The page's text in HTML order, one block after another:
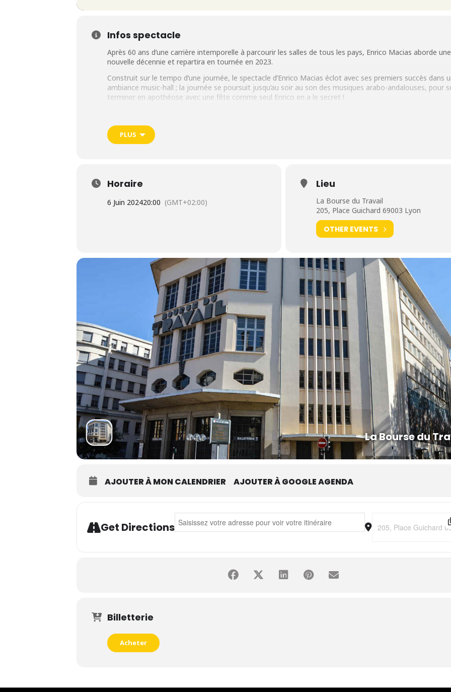
Infos spectacle
Après 60 ans d’une carrière intemporelle à parcourir les salles de tous les pays, Enrico Macias aborde une
nouvelle décennie et repartira en tournée en 2023.
Construit sur le tempo d’une journée, le spectacle d’Enrico Macias éclot avec ses premiers succès dans
ambiance music-hall ; la journée se poursuit jusqu’au soir au son des musiques arabo-andalouses, pour
terminer en apothéose avec une fête comme seul Enrico en a le secret !
en cadeau son sourire légendaire et solaire.
PLUS
Horaire
6 Juin 202420:00 (GMT+02:00)
Lieu
La Bourse du Travail
205, Place Guichard 69003 Lyon
OTHER EVENTS
La Bourse du
AJOUTER À MON CALENDRIER AJOUTER À GOOGLE AGENDA
Get Directions
Address - Enrico Macias • La fête... continue ! [VCgE4TDxT] Destination Address -
Billetterie
Acheter